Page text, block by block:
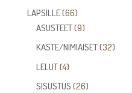
tuotetta
LAPSILLE 6666
tuotetta
ASUSTEET 99
tuotetta
KASTE/NIMIÄISET 3232
LELUT 44
tuotetta
SISUSTUS 2626